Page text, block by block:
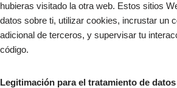
hubieras visitado la otra web. Estos sitios
datos sobre ti, utilizar cookies, incrustar un
adicional de terceros, y supervisar tu
código.
Legitimación para el tratamiento de datos